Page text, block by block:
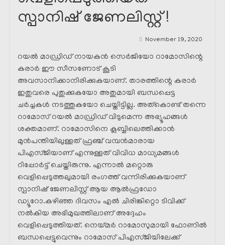
സ്പാനിഷ് ജേണലിസ്റ്റ് !
November 19, 2020
റയൽ മാഡ്രിഡ്‌ നായകൻ സെർജിയോ റാമോസിന്റെ
കരാർ ഈ സീസണോട് കൂടി
അവസാനിക്കാനിരിക്കുകയാണ്. താരത്തിന്റെ കരാർ
ഇതുവരെ പുതുക്കുകയോ അതുമായി ബന്ധപ്പെട്ട
ചർച്ചകൾ നടത്തുകയോ ചെയ്തിട്ടില്ല. അത്കൊണ്ട് തന്നെ
റാമോസ് റയൽ മാഡ്രിഡ്‌ വിടുമെന്ന അഭ്യൂഹങ്ങൾ
ശക്തമാണ്. റാമോസിനെ ക്ലബ്ബിലെത്തിക്കാൻ
മുൻപന്തിയിലുള്ളത് ഫ്രഞ്ച് വമ്പൻമാരായ
പിഎസ്ജിയാണ് എന്നുള്ളത് വിവിധ മാധ്യമങ്ങൾ
റിപ്പോർട്ട്‌ ചെയ്തിരുന്നു. എന്നാൽ മറ്റൊരു
വെളിപ്പെടുത്തലുമായി രംഗത്ത് വന്നിരിക്കുകയാണ്
സ്പാനിഷ് ജേണലിസ്റ്റ് ആയ ആൽഫ്രഡോ
ഡ്യൂറോ.കഴിഞ്ഞ ദിവസം എൽ ചിരിങ്കിറ്റൊ ടിവിക്ക്
നൽകിയ അഭിമുഖത്തിലാണ് അദ്ദേഹം
വെളിപ്പെടുത്തിയത്. നെയ്മർ റാമോസുമായി ഫോണിൽ
ബന്ധപ്പെട്ടുവെന്നും റാമോസ് പിഎസ്ജിയിലേക്ക്